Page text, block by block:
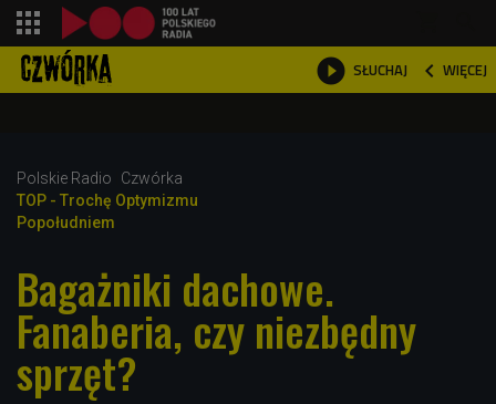
 SŁUCHAJ  WIĘCEJ

Polskie Radio
Czwórka
TOP - Trochę Optymizmu
Popołudniem
Bagażniki dachowe.
Fanaberia, czy niezbędny
sprzęt?